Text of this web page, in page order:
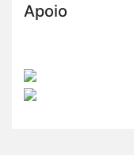
Apoio